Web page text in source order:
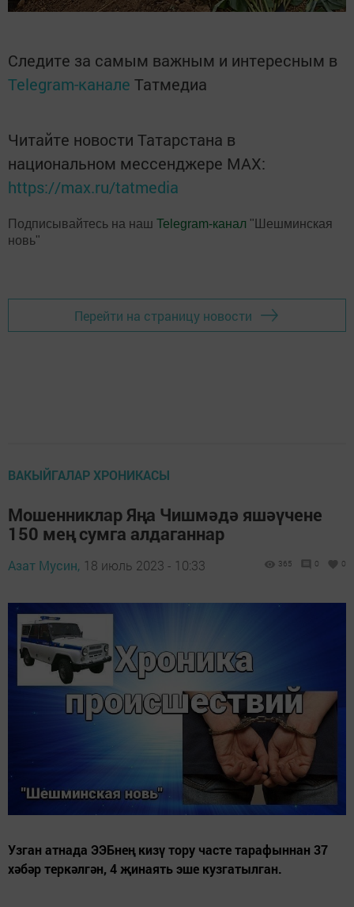
Следите за самым важным и интересным в
Telegram-канале Татмедиа
Читайте новости Татарстана в
национальном мессенджере MАХ:
https://max.ru/tatmedia
Подписывайтесь на наш Telegram-канал "Шешминская
новь"
Перейти на страницу новости
ВАКЫЙГАЛАР ХРОНИКАСЫ
Мошенниклар Яңа Чишмәдә яшәүчене
150 мең сумга алдаганнар
Азат Мусин, 18 июль 2023 - 10:33 365 0 0
Узган атнада ЭЭБнең кизү тору часте тарафыннан 37
хәбәр теркәлгән, 4 җинаять эше кузгатылган.